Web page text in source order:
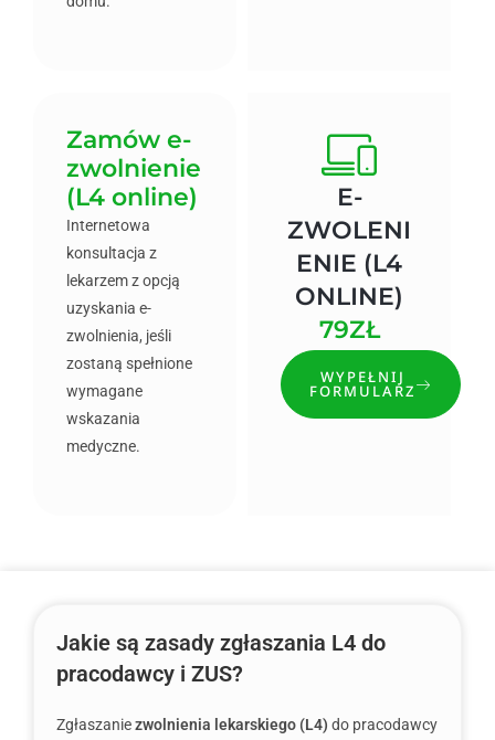
Zamów e-
zwolnienie
(L4 online)
Internetowa
konsultacja z
lekarzem z opcją
uzyskania e-
zwolnienia, jeśli
zostaną spełnione
wymagane
wskazania
medyczne.
E-
ZWOLENI
ENIE (L4
ONLINE)
79ZŁ
WYPEŁNIJ
FORMULARZ
Jakie są zasady zgłaszania L4 do
pracodawcy i ZUS?
Zgłaszaniezwolnienia lekarskiego (L4) do pracodawcy